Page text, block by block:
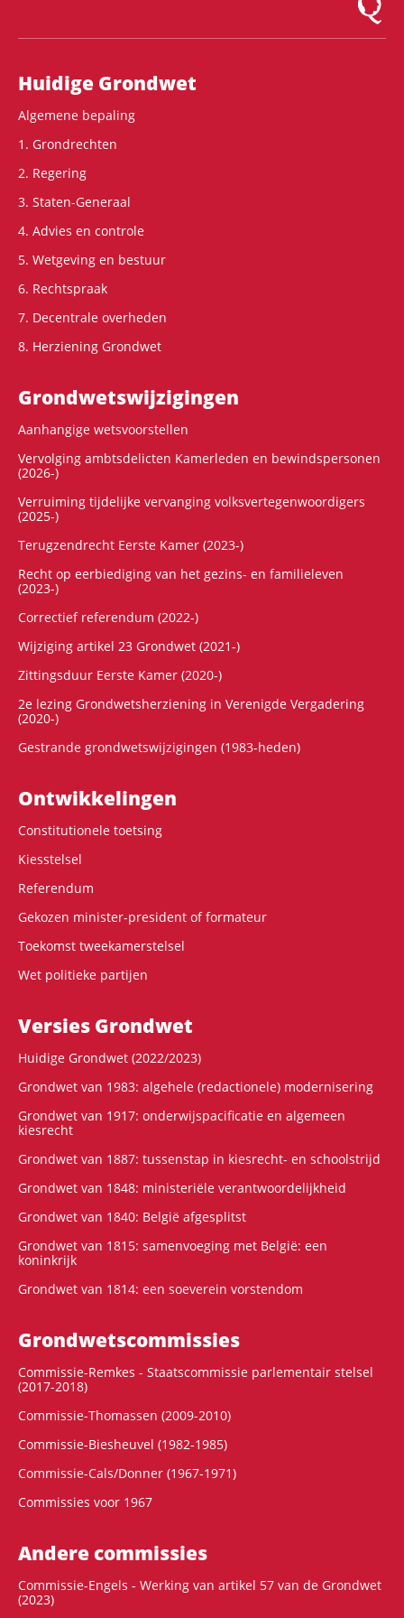
Hoofdnavigatie
Huidige Grondwet
Algemene bepaling
1. Grondrechten
2. Regering
3. Staten-Generaal
4. Advies en controle
5. Wetgeving en bestuur
6. Rechtspraak
7. Decentrale overheden
8. Herziening Grondwet
Grondwets­wijzigingen
Aanhangige wetsvoorstellen
Vervolging ambtsdelicten Kamerleden en bewindspersonen
(2026-)
Verruiming tijdelijke vervanging volksvertegenwoordigers
(2025-)
Terugzendrecht Eerste Kamer (2023-)
Recht op eerbiediging van het gezins- en familieleven
(2023-)
Correctief referendum (2022-)
Wijziging artikel 23 Grondwet (2021-)
Zittingsduur Eerste Kamer (2020-)
2e lezing Grondwetsherziening in Verenigde Vergadering
(2020-)
Gestrande grondwetswijzigingen (1983-heden)
Ontwikke­lingen
Constitutionele toetsing
Kiesstelsel
Referendum
Gekozen minister-president of formateur
Toekomst tweekamerstelsel
Wet politieke partijen
Versies Grondwet
Huidige Grondwet (2022/2023)
Grondwet van 1983: algehele (redactionele) modernisering
Grondwet van 1917: onderwijspacificatie en algemeen
kiesrecht
Grondwet van 1887: tussenstap in kiesrecht- en schoolstrijd
Grondwet van 1848: ministeriële verantwoordelijkheid
Grondwet van 1840: België afgesplitst
Grondwet van 1815: samenvoeging met België: een
koninkrijk
Grondwet van 1814: een soeverein vorstendom
Grondwets­commissies
Commissie-Remkes - Staatscommissie parlementair stelsel
(2017-2018)
Commissie-Thomassen (2009-2010)
Commissie-Biesheuvel (1982-1985)
Commissie-Cals/Donner (1967-1971)
Commissies voor 1967
Andere commissies
Commissie-Engels - Werking van artikel 57 van de Grondwet
(2023)